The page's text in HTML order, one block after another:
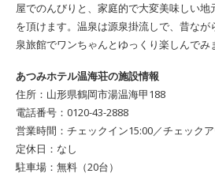
屋でのんびりと、家庭的で大変美味しい
を頂けます。温泉は源泉掛流しで、昔な
泉旅館でワンちゃんとゆっくり楽しんでみ
あつみホテル温海荘の施設情報
住所：山形県鶴岡市湯温海甲188
電話番号：0120-43-2888
営業時間：チェックイン15:00／チェック
定休日：なし
駐車場：無料（20台）